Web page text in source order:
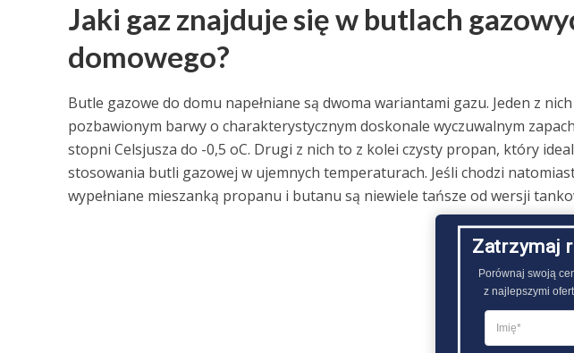
Jaki gaz znajduje się w butlach
domowego?
Butle gazowe do domu napełniane są dwoma wariantami gazu. Jeden z
pozbawionym barwy o charakterystycznym doskonale wyczuwalnym
stopni Celsjusza do -0,5 oC. Drugi z nich to z kolei czysty propan, który
stosowania butli gazowej w ujemnych temperaturach. Jeśli chodzi
wypełniane mieszanką propanu i butanu są niewiele tańsze od wersji
Zatrzymaj
Porównaj swoją
z najlepszymi